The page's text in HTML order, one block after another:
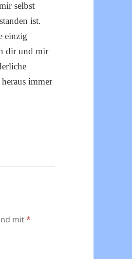
selbst
ist.
einzig
dir und mir
immer
mit*